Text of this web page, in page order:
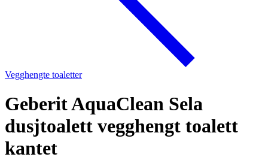
Vegghengte toaletter
Geberit AquaClean Sela
dusjtoalett vegghengt toalett
kantet